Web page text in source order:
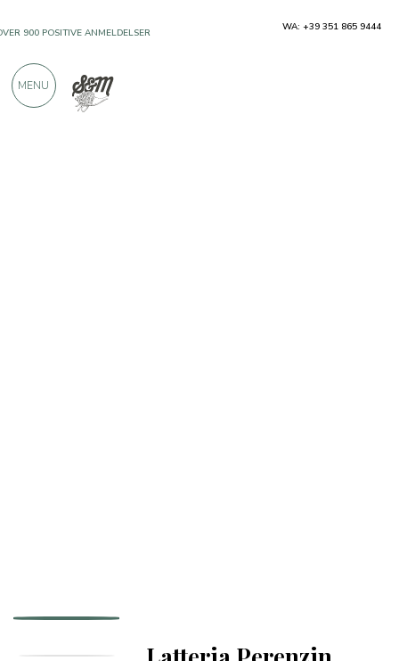
900 POSITIVE ANMELDELSER WA: +39 351 865 9444
MENU